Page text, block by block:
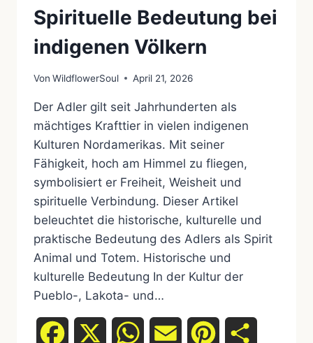
Spirituelle Bedeutung bei
indigenen Völkern
Von WildflowerSoul April 21, 2026
Der Adler gilt seit Jahrhunderten als
mächtiges Krafttier in vielen indigenen
Kulturen Nordamerikas. Mit seiner
Fähigkeit, hoch am Himmel zu fliegen,
symbolisiert er Freiheit, Weisheit und
spirituelle Verbindung. Dieser Artikel
beleuchtet die historische, kulturelle und
praktische Bedeutung des Adlers als Spirit
Animal und Totem. Historische und
kulturelle Bedeutung In der Kultur der
Pueblo-, Lakota- und…
Facebook WhatsAppEmail Pinterest